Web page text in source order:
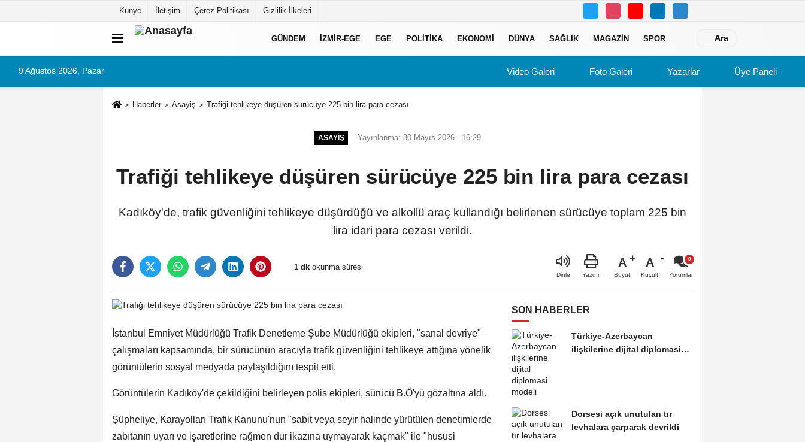
Künye İletişim Çerez Politikası Gizlilik İlkeleri
GÜNDEM İZMIR-EGE EGE POLITIKA EKONOMI DÜNYA SAĞLIK MAGAZIN SPOR Ara
9 Ağustos 2026, Pazar Video Galeri Foto Galeri Yazarlar Üye Paneli
Haberler Asayiş Trafiği tehlikeye düşüren sürücüye 225 bin lira para cezası
ASAYIŞ Yayınlanma: 30 Mayıs 2026 - 16:29
Trafiği tehlikeye düşüren sürücüye 225 bin lira para cezası
Kadıköy'de, trafik güvenliğini tehlikeye düşürdüğü ve alkollü araç kullandığı belirlenen sürücüye toplam 225 bin
lira idari para cezası verildi.
1 dk okunma süresi
Dinle Yazdır
A
Büyüt
A
Küçült Yorumlar
İstanbul Emniyet Müdürlüğü Trafik Denetleme Şube Müdürlüğü ekipleri, "sanal devriye"
çalışmaları kapsamında, bir sürücünün aracıyla trafik güvenliğini tehlikeye attığına yönelik
görüntülerin sosyal medyada paylaşıldığını tespit etti.
Görüntülerin Kadıköy'de çekildiğini belirleyen polis ekipleri, sürücü B.Ö'yü gözaltına aldı.
Şüpheliye, Karayolları Trafik Kanunu'nun "sabit veya seyir halinde yürütülen denetimlerde
zabıtanın uyarı ve işaretlerine rağmen dur ikazına uymayarak kaçmak" ile "hususi
SON HABERLER
Türkiye-Azerbaycan
ilişkilerine dijital diplomasi
Dorsesi açık unutulan tır
levhalara çarparak devrildi